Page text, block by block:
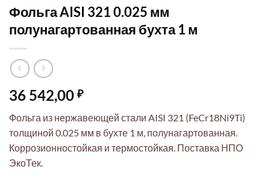
Фольга AISI 321 0.025 мм
полунагартованная бухта 1 м
36 542,00 ₽
Фольга из нержавеющей стали AISI 321 (FeCr18Ni9Ti)
толщиной 0.025 мм в бухте 1 м, полунагартованная.
Коррозионностойкая и термостойкая. Поставка НПО
ЭкоТек.